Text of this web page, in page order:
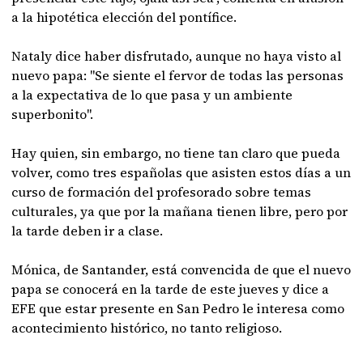
a la hipotética elección del pontífice.
Nataly dice haber disfrutado, aunque no haya visto al
nuevo papa: "Se siente el fervor de todas las personas
a la expectativa de lo que pasa y un ambiente
superbonito".
Hay quien, sin embargo, no tiene tan claro que pueda
volver, como tres españolas que asisten estos días a un
curso de formación del profesorado sobre temas
culturales, ya que por la mañana tienen libre, pero por
la tarde deben ir a clase.
Mónica, de Santander, está convencida de que el nuevo
papa se conocerá en la tarde de este jueves y dice a
EFE que estar presente en San Pedro le interesa como
acontecimiento histórico, no tanto religioso.